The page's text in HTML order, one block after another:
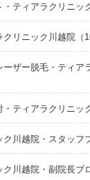
ティアラクリニッ
リニック川越院（
ーザー脱毛・ティア
ティアラクリニッ
川越院・スタッフ
川越院・副院長ブ